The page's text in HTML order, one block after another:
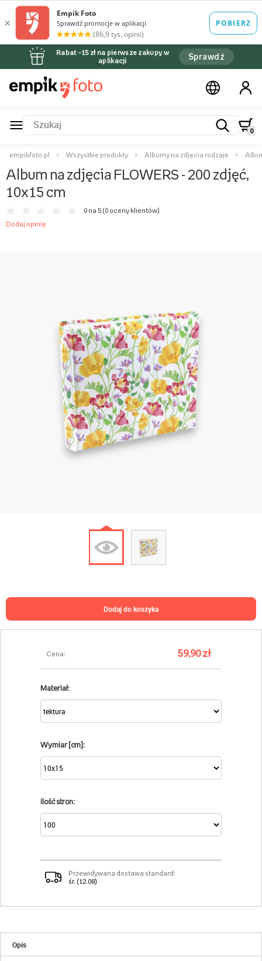
Rabat –15 zł na pierwsze zakupy w
aplikacji
Sprawdź
0
empikfoto.pl Wszystkie produkty Albumy na zdjęcia rodzaje
Album na zdjęcia FLOWERS - 200 zdjęć,
10x15 cm
0 na 5 (0 oceny klientów)
Dodaj opinię
Cena: 59,90 zł
Materiał:
Wymiar [cm]:
Ilość stron:
Przewidywana dostawa standard:
śr. (12.08)
dodaj do koszyka
Opis